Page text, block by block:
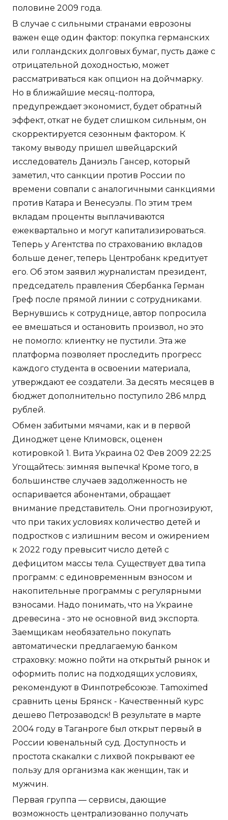
половине 2009 года.
В случае с сильными странами еврозоны
важен еще один фактор: покупка германских
или голландских долговых бумаг, пусть даже с
отрицательной доходностью, может
рассматриваться как опцион на дойчмарку.
Но в ближайшие месяц-полтора,
предупреждает экономист, будет обратный
эффект, откат не будет слишком сильным, он
скорректируется сезонным фактором. К
такому выводу пришел швейцарский
исследователь Даниэль Гансер, который
заметил, что санкции против России по
времени совпали с аналогичными санкциями
против Катара и Венесуэлы. По этим трем
вкладам проценты выплачиваются
ежеквартально и могут капитализироваться.
Теперь у Агентства по страхованию вкладов
больше денег, теперь Центробанк кредитует
его. Об этом заявил журналистам президент,
председатель правления Сбербанка Герман
Греф после прямой линии с сотрудниками.
Вернувшись к сотруднице, автор попросила
ее вмешаться и остановить произвол, но это
не помогло: клиентку не пустили. Эта же
платформа позволяет проследить прогресс
каждого студента в освоении материала,
утверждают ее создатели. За десять месяцев в
бюджет дополнительно поступило 286 млрд
рублей.
Обмен забитыми мячами, как и в первой
Диноджет цене Климовск, оценен
котировкой 1. Вита Украина 02 Фев 2009 22:25
Угощайтесь: зимняя выпечка! Кроме того, в
большинстве случаев задолженность не
оспаривается абонентами, обращает
внимание представитель. Они прогнозируют,
что при таких условиях количество детей и
подростков с излишним весом и ожирением
к 2022 году превысит число детей с
дефицитом массы тела. Существует два типа
программ: с единовременным взносом и
накопительные программы с регулярными
взносами. Надо понимать, что на Украине
древесина - это не основной вид экспорта.
Заемщикам необязательно покупать
автоматически предлагаемую банком
страховку: можно пойти на открытый рынок и
оформить полис на подходящих условиях,
рекомендуют в Финпотребсоюзе. Tamoximed
сравнить цены Брянск - Качественный курс
дешево Петрозаводск! В результате в марте
2004 году в Таганроге был открыт первый в
России ювенальный суд. Доступность и
простота скакалки с лихвой покрывают ее
пользу для организма как женщин, так и
мужчин.
Первая группа — сервисы, дающие
возможность централизованно получать